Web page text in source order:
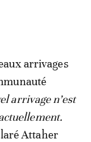
arrivages
arrivage n’est
Attaher